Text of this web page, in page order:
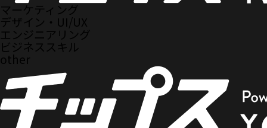
マーケティング
デザイン・UI/UX
エンジニアリング
ビジネススキル
other